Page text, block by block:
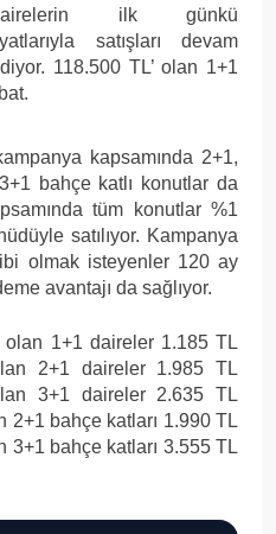
ilk günkü
satışları devam
118.500 TL’ olan 1+1
kapsamında 2+1,
bahçe katlı konutlar da
tüm konutlar %1
satılıyor. Kampanya
olmak isteyenler 120 ay
avantajı da sağlıyor.
olan 1+1 daireler 1.185 TL
2+1 daireler 1.985 TL
3+1 daireler 2.635 TL
2+1 bahçe katları 1.990 TL
3+1 bahçe katları 3.555 TL